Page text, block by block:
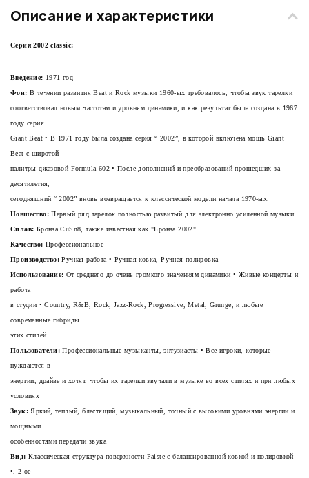
Описание и характеристики
Серия 2002 classic:
Введение: 1971 год
Фон: В течении развития Beat и Rock музыки 1960-ых требовалось, чтобы звук тарелки
соответствовал новым частотам и уровням динамики, и как результат была создана в 1967
году серия
Giant Beat • В 1971 году была создана серия “ 2002”, в которой включена мощь Giant
Beat с широтой
палитры джазовой Formula 602 • После дополнений и преобразований прошедших за
десятилетия,
сегодняшний “2002” вновь возвращается к классической модели начала 1970-ых.
Новшество:Первый ряд тарелок полностью развитый для электронно усиленной музыки
Сплав: Бронза CuSn8, также известная как "Бронза 2002"
Качество: Профессиональное
Производство: Ручная работа • Ручная ковка, Ручная полировка
Использование: От среднего до очень громкого значениям динамики • Живые концерты и
работа
в студии • Country, R&B, Rock, Jazz-Rock, Progressive, Metal, Grunge, и любые
современные гибриды
этих стилей
Пользователи: Профессиональные музыканты, энтузиасты • Все игроки, которые
нуждаются в
энергии, драйве и хотят, чтобы их тарелки звучали в музыке во всех стилях и при любых
условиях
Звук:Яркий, теплый, блестящий, музыкальный, точный с высокими уровнями энергии и
мощными
особенностями передачи звука
Вид: Классическая структура поверхности Paiste с балансированной ковкой и полировкой
•, 2-ое